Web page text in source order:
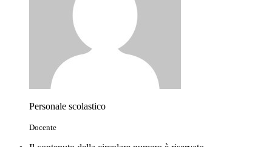
Personale scolastico
Docente